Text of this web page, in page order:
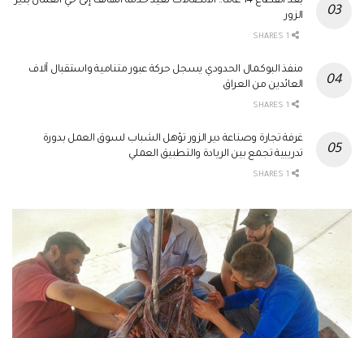
الزور
منفذ البوكمال الحدودي يسجل حركة عبور متنامية واستقبال آلاف
العائدين من العراق
غرفة تجارة وصناعة دير الزور تؤهل الشباب لسوق العمل بدورة
تدريبية تجمع بين الريادة والتطبيق العملي